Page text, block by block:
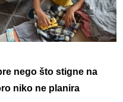
nego što stigne na
niko ne planira